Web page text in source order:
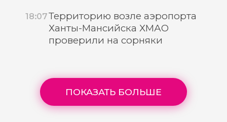
18:07Территорию возле аэропорта
Ханты-Мансийска ХМАО
проверили на сорняки
ПОКАЗАТЬ БОЛЬШЕ